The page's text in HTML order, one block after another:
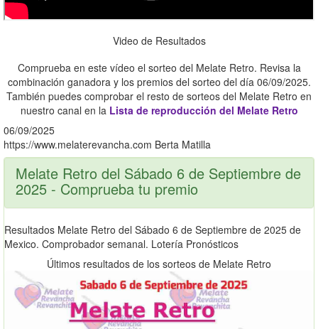
Video de Resultados
Comprueba en este vídeo el sorteo del Melate Retro. Revisa la
combinación ganadora y los premios del sorteo del día 06/09/2025.
También puedes comprobar el resto de sorteos del Melate Retro en
nuestro canal en la Lista de reproducción del Melate Retro
06/09/2025
https://www.melaterevancha.com Berta Matilla
Melate Retro del Sábado 6 de Septiembre de
2025 - Comprueba tu premio
Resultados Melate Retro del Sábado 6 de Septiembre de 2025 de
Mexico. Comprobador semanal. Lotería Pronósticos
Últimos resultados de los sorteos de Melate Retro